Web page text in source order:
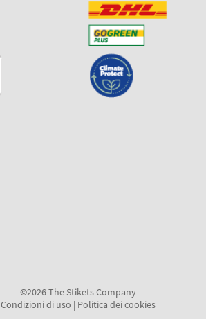
©2026 The Stikets Company
Condizioni di uso | Politica dei cookies